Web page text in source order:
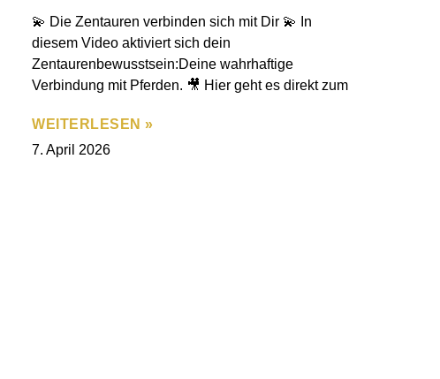
💫 Die Zentauren verbinden sich mit Dir 💫 In
diesem Video aktiviert sich dein
Zentaurenbewusstsein:Deine wahrhaftige
Verbindung mit Pferden. 🎥 Hier geht es direkt zum
WEITERLESEN »
7. April 2026